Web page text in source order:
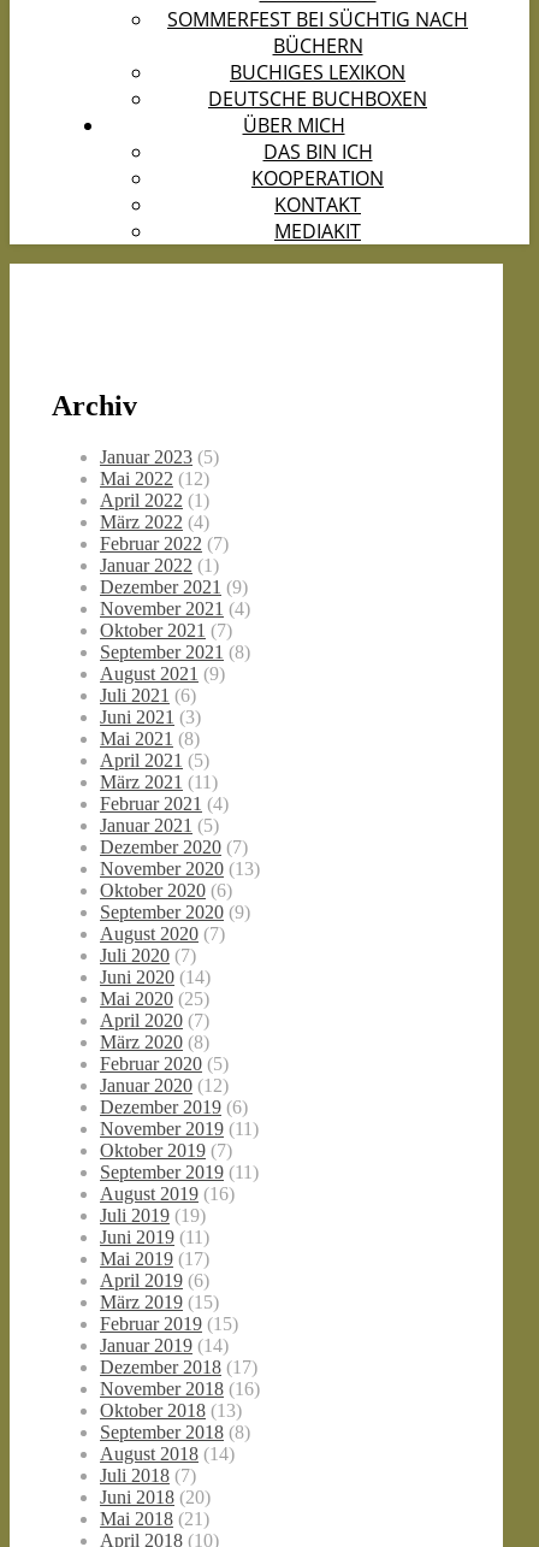
SOMMERFEST BEI SÜCHTIG NACH
BÜCHERN
BUCHIGES LEXIKON
DEUTSCHE BUCHBOXEN
ÜBER MICH
DAS BIN ICH
KOOPERATION
KONTAKT
MEDIAKIT
Archiv
Januar 2023 (5)
Mai 2022 (12)
April 2022 (1)
März 2022 (4)
Februar 2022 (7)
Januar 2022 (1)
Dezember 2021 (9)
November 2021 (4)
Oktober 2021 (7)
September 2021 (8)
August 2021 (9)
Juli 2021 (6)
Juni 2021 (3)
Mai 2021 (8)
April 2021 (5)
März 2021 (11)
Februar 2021 (4)
Januar 2021 (5)
Dezember 2020 (7)
November 2020 (13)
Oktober 2020 (6)
September 2020 (9)
August 2020 (7)
Juli 2020 (7)
Juni 2020 (14)
Mai 2020 (25)
April 2020 (7)
März 2020 (8)
Februar 2020 (5)
Januar 2020 (12)
Dezember 2019 (6)
November 2019 (11)
Oktober 2019 (7)
September 2019 (11)
August 2019 (16)
Juli 2019 (19)
Juni 2019 (11)
Mai 2019 (17)
April 2019 (6)
März 2019 (15)
Februar 2019 (15)
Januar 2019 (14)
Dezember 2018 (17)
November 2018 (16)
Oktober 2018 (13)
September 2018 (8)
August 2018 (14)
Juli 2018 (7)
Juni 2018 (20)
Mai 2018 (21)
April 2018 (10)